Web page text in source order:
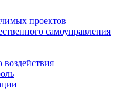
проектов
самоуправления